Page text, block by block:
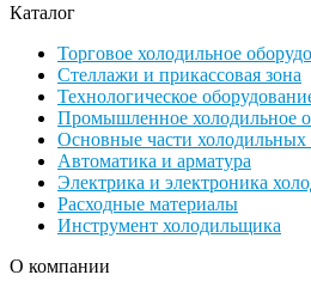
Каталог
Торговое холодильное
Стеллажи и прикассовая зона
Технологическое
Промышленное холодильное
Основные части холодильных
Автоматика и арматура
Электрика и электроника
Расходные материалы
Инструмент холодильщика
О компании